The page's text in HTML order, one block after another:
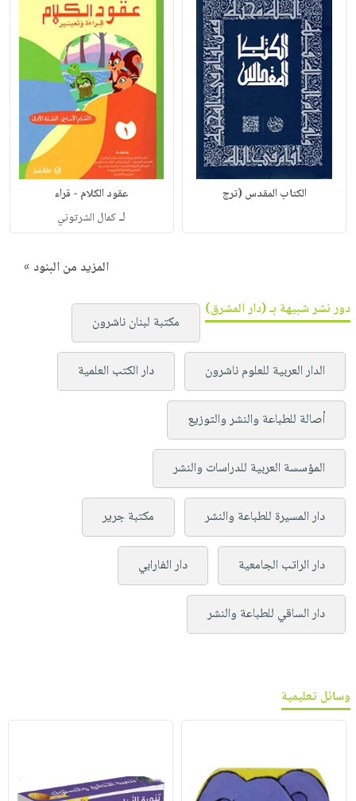
الكتاب المقدس (ترج عقود الكلام - قراء
لـكمال الشرتوني
المزيد من البنود »
دور نشر شبيهة بـ (دار المشرق)
مكتبة لبنان ناشرون
الدار العربية للعلوم ناشرون دار الكتب العلمية
أصالة للطباعة والنشر والتوزيع
المؤسسة العربية للدراسات والنشر
دار المسيرة للطباعة والنشر مكتبة جرير
دار الراتب الجامعية دار الفارابي
دار الساقي للطباعة والنشر
وسائل تعليمية